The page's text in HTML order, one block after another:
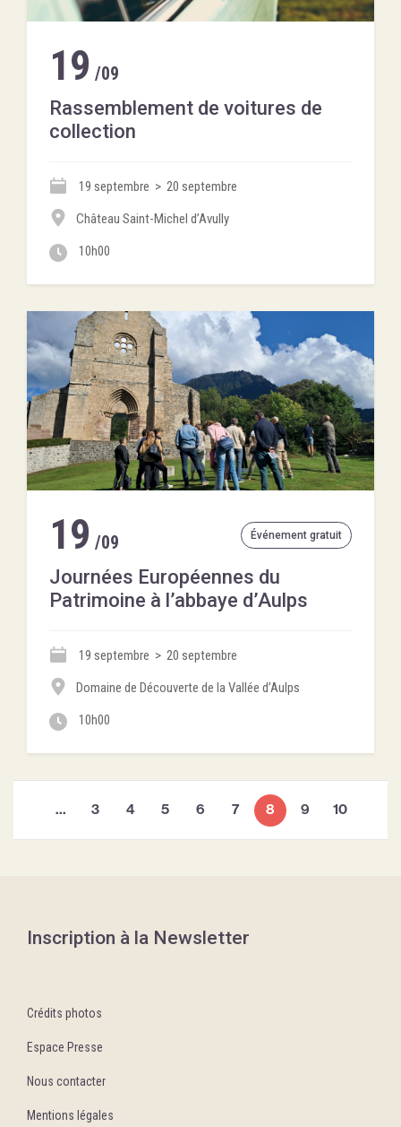
19 /09
Rassemblement de voitures de
collection
19 septembre > 20 septembre
Château Saint-Michel d’Avully
10h00
19 /09
Journées Européennes du
Patrimoine à l’abbaye d’Aulps
Événement gratuit
19 septembre > 20 septembre
Domaine de Découverte de la Vallée d’Aulps
10h00
… 3 4 5 6 7 8(current)
9 10
Inscription à la Newsletter
Crédits photos
Espace Presse
Nous contacter
Mentions légales